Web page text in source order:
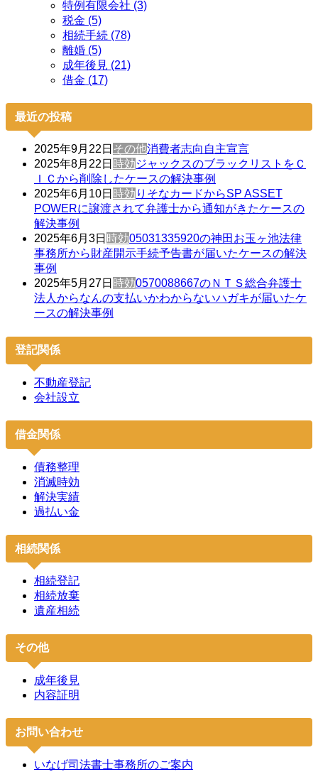
特例有限会社 (3)
税金 (5)
相続手続 (78)
離婚 (5)
成年後見 (21)
借金 (17)
最近の投稿
2025年9月22日 その他消費者志向自主宣言
2025年8月22日 時効ジャックスのブラックリストをＣ
ＩＣから削除したケースの解決事例
2025年6月10日 時効 りそなカードからSP ASSET
POWERに譲渡されて弁護士から通知がきたケースの
解決事例
2025年6月3日 時効05031335920の神田お玉ヶ池法律
事務所から財産開示手続予告書が届いたケースの解決
事例
2025年5月27日 時効0570088667のＮＴＳ総合弁護士
法人からなんの支払いかわからないハガキが届いたケ
ースの解決事例
登記関係
不動産登記
会社設立
借金関係
債務整理
消滅時効
解決実績
過払い金
相続関係
相続登記
相続放棄
遺産相続
その他
成年後見
内容証明
お問い合わせ
いなげ司法書士事務所のご案内